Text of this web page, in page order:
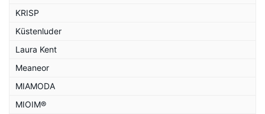
KRISP
Küstenluder
Laura Kent
Meaneor
MIAMODA
MIOIM®